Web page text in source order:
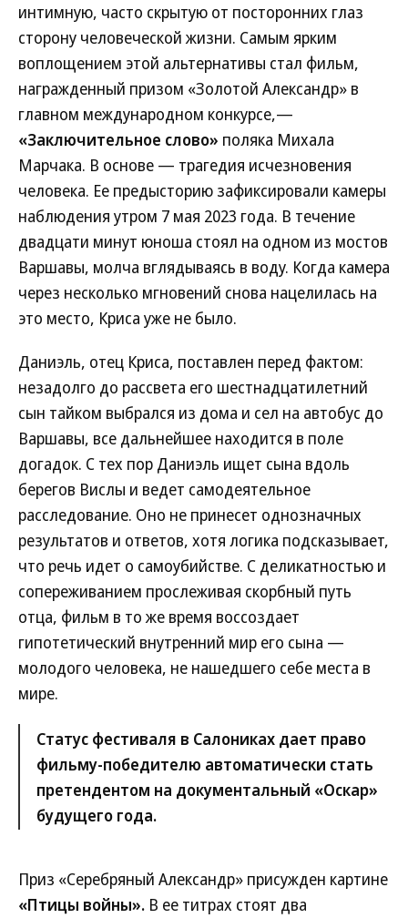
интимную, часто скрытую от посторонних глаз
сторону человеческой жизни. Самым ярким
воплощением этой альтернативы стал фильм,
награжденный призом «Золотой Александр» в
главном международном конкурсе,—
«Заключительное слово» поляка Михала
Марчака. В основе — трагедия исчезновения
человека. Ее предысторию зафиксировали камеры
наблюдения утром 7 мая 2023 года. В течение
двадцати минут юноша стоял на одном из мостов
Варшавы, молча вглядываясь в воду. Когда камера
через несколько мгновений снова нацелилась на
это место, Криса уже не было.
Даниэль, отец Криса, поставлен перед фактом:
незадолго до рассвета его шестнадцатилетний
сын тайком выбрался из дома и сел на автобус до
Варшавы, все дальнейшее находится в поле
догадок. С тех пор Даниэль ищет сына вдоль
берегов Вислы и ведет самодеятельное
расследование. Оно не принесет однозначных
результатов и ответов, хотя логика подсказывает,
что речь идет о самоубийстве. С деликатностью и
сопереживанием прослеживая скорбный путь
отца, фильм в то же время воссоздает
гипотетический внутренний мир его сына —
молодого человека, не нашедшего себе места в
мире.
Статус фестиваля в Салониках дает право
фильму-победителю автоматически стать
претендентом на документальный «Оскар»
будущего года.
Приз «Серебряный Александр» присужден картине
«Птицы войны». В ее титрах стоят два